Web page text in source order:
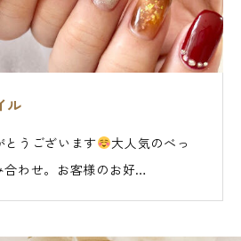
ル
とうございます
大人気のべっ
わせ。お客様のお好…